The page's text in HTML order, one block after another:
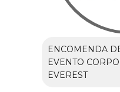
ENCOMENDA
EVENTO
EVEREST